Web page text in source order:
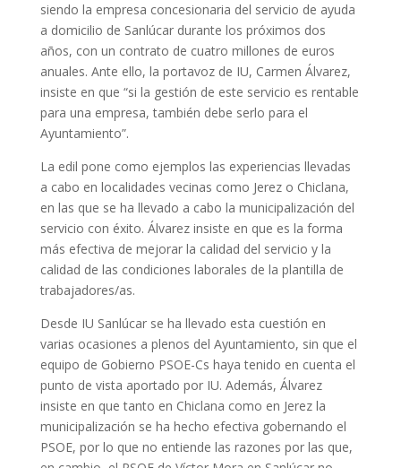
siendo la empresa concesionaria del servicio de ayuda
a domicilio de Sanlúcar durante los próximos dos
años, con un contrato de cuatro millones de euros
anuales. Ante ello, la portavoz de IU, Carmen Álvarez,
insiste en que “si la gestión de este servicio es rentable
para una empresa, también debe serlo para el
Ayuntamiento”.
La edil pone como ejemplos las experiencias llevadas
a cabo en localidades vecinas como Jerez o Chiclana,
en las que se ha llevado a cabo la municipalización del
servicio con éxito. Álvarez insiste en que es la forma
más efectiva de mejorar la calidad del servicio y la
calidad de las condiciones laborales de la plantilla de
trabajadores/as.
Desde IU Sanlúcar se ha llevado esta cuestión en
varias ocasiones a plenos del Ayuntamiento, sin que el
equipo de Gobierno PSOE-Cs haya tenido en cuenta el
punto de vista aportado por IU. Además, Álvarez
insiste en que tanto en Chiclana como en Jerez la
municipalización se ha hecho efectiva gobernando el
PSOE, por lo que no entiende las razones por las que,